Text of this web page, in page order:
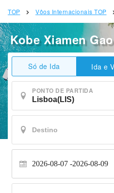
TOP Vôos Internacionais TOP
Kobe Xiamen
Só de Ida Ida e
PONTO DE PARTIDA
2026-08-07 2026-08-09